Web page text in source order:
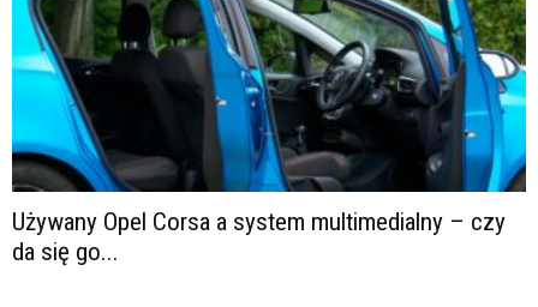
Używany Opel Corsa a system multimedialny – czy
da się go...